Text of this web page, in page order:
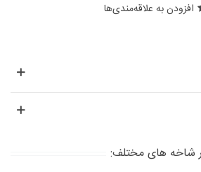
افزودن به علاقه‌مندی‌ها